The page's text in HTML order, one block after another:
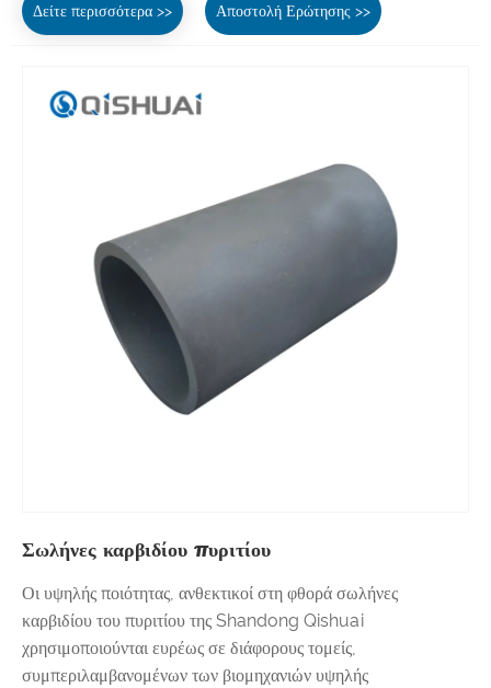
Δείτε περισσότερα >> Αποστολή Ερώτησης >>
Σωλήνες καρβιδίου πυριτίου
Οι υψηλής ποιότητας, ανθεκτικοί στη φθορά σωλήνες
καρβιδίου του πυριτίου της Shandong Qishuai
χρησιμοποιούνται ευρέως σε διάφορους τομείς,
συμπεριλαμβανομένων των βιομηχανιών υψηλής